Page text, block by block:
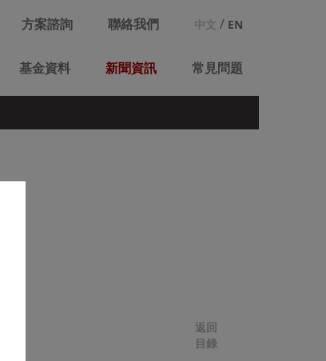
方案諮詢 聯絡我們 中文 / EN
基金資料 新聞資訊 常見問題
返回
目錄